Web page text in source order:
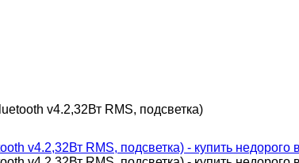
v4.2,32Вт RMS, подсветка)